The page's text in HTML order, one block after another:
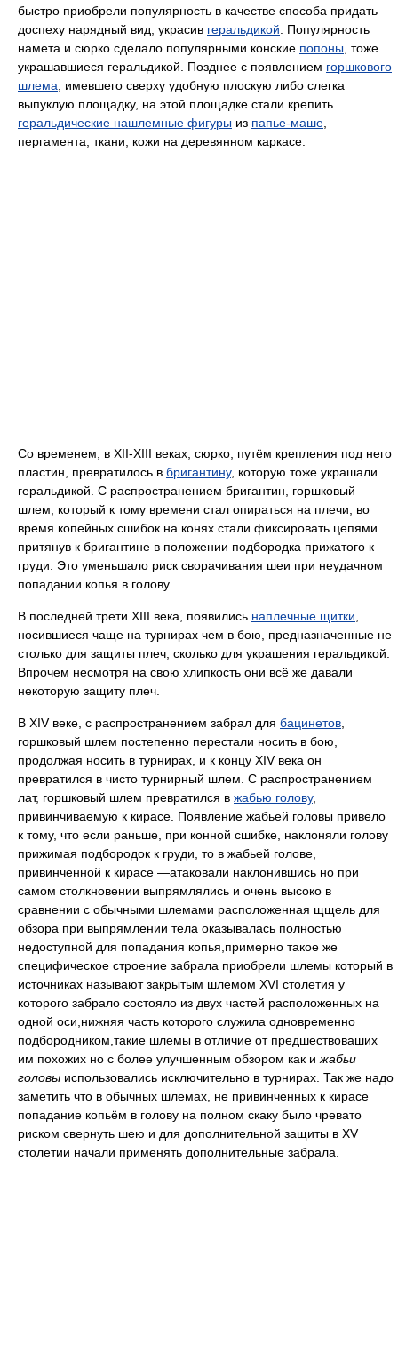
быстро приобрели популярность в качестве способа придать
доспеху нарядный вид, украсив геральдикой . Популярность
намета и сюрко сделало популярными конские попоны , тоже
украшавшиеся геральдикой. Позднее с появлением горшкового
шлема , имевшего сверху удобную плоскую либо слегка
выпуклую площадку, на этой площадке стали крепить
геральдические нашлемные фигуры из папье-маше
пергамента, ткани, кожи на деревянном каркасе.
Со временем, в XII-XIII веках, сюрко, путём крепления под него
пластин, превратилось в бригантину, которую тоже украшали
геральдикой. С распространением бригантин, горшковый
шлем, который к тому времени стал опираться на плечи, во
время копейных сшибок на конях стали фиксировать цепями
притянув к бригантине в положении подбородка прижатого к
груди. Это уменьшало риск сворачивания шеи при неудачном
попадании копья в голову.
В последней трети XIII века, появились наплечные щитки
носившиеся чаще на турнирах чем в бою, предназначенные не
столько для защиты плеч, сколько для украшения геральдикой.
Впрочем несмотря на свою хлипкость они всё же давали
некоторую защиту плеч.
В XIV веке, с распространением забрал для бацинетов
горшковый шлем постепенно перестали носить в бою,
продолжая носить в турнирах, и к концу XIV века он
превратился в чисто турнирный шлем. С распространением
лат, горшковый шлем превратился в жабью голову,
привинчиваемую к кирасе. Появление жабьей головы привело
к тому, что если раньше, при конной сшибке, наклоняли голову
прижимая подбородок к груди, то в жабьей голове,
привинченной к кирасе —атаковали наклонившись но при
самом столкновении выпрямлялись и очень высоко в
сравнении с обычными шлемами расположенная щщель для
обзора при выпрямлении тела оказывалась полностью
недоступной для попадания копья,примерно такое же
специфическое строение забрала приобрели шлемы который в
источниках называют закрытым шлемом XVI столетия у
которого забрало состояло из двух частей расположенных на
одной оси,нижняя часть которого служила одновременно
подбородником,такие шлемы в отличие от предшествоваших
им похожих но с более улучшенным обзором как и жабьи
головы использовались исключительно в турнирах. Так же надо
заметить что в обычных шлемах, не привинченных к кирасе
попадание копьём в голову на полном скаку было чревато
риском свернуть шею и для дополнительной защиты в XV
столетии начали применять дополнительные забрала.